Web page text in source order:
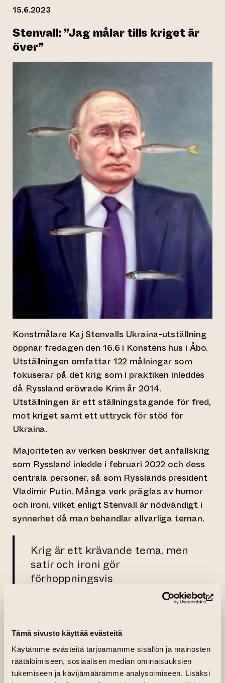
Tämä sivusto käyttää evästeitä
Käytämme evästeitä tarjoamamme sisällön ja mainosten
räätälöimiseen, sosiaalisen median ominaisuuksien
tukemiseen ja kävijämäärämme analysoimiseen. Lisäksi
15.6.2023
Stenvall: ”Jag målar tills kriget är
över”
Konstmålare Kaj Stenvalls Ukraina-utställning
öppnar fredagen den 16.6 i Konstens hus i Åbo.
Utställningen omfattar 122 målningar som
fokuserar på det krig som i praktiken inleddes
då Ryssland erövrade Krim år 2014.
Utställningen är ett ställningstagande för fred,
mot kriget samt ett uttryck för stöd för
Ukraina.
Majoriteten av verken beskriver det anfallskrig
som Ryssland inledde i februari 2022 och dess
centrala personer, så som Rysslands president
Vladimir Putin. Många verk präglas av humor
och ironi, vilket enligt Stenvall är nödvändigt i
synnerhet då man behandlar allvarliga teman.
Krig är ett krävande tema, men
satir och ironi gör
förhoppningsvis
tittarupplevelsen en aning
vanliga människor. Jag hoppas
naturligtvis att kriget tar slut
under sommaren och att
Ryssland överlåter de